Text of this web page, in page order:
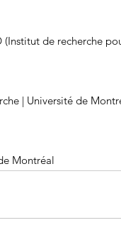
(Institut de recherche
| Université de
Montréal